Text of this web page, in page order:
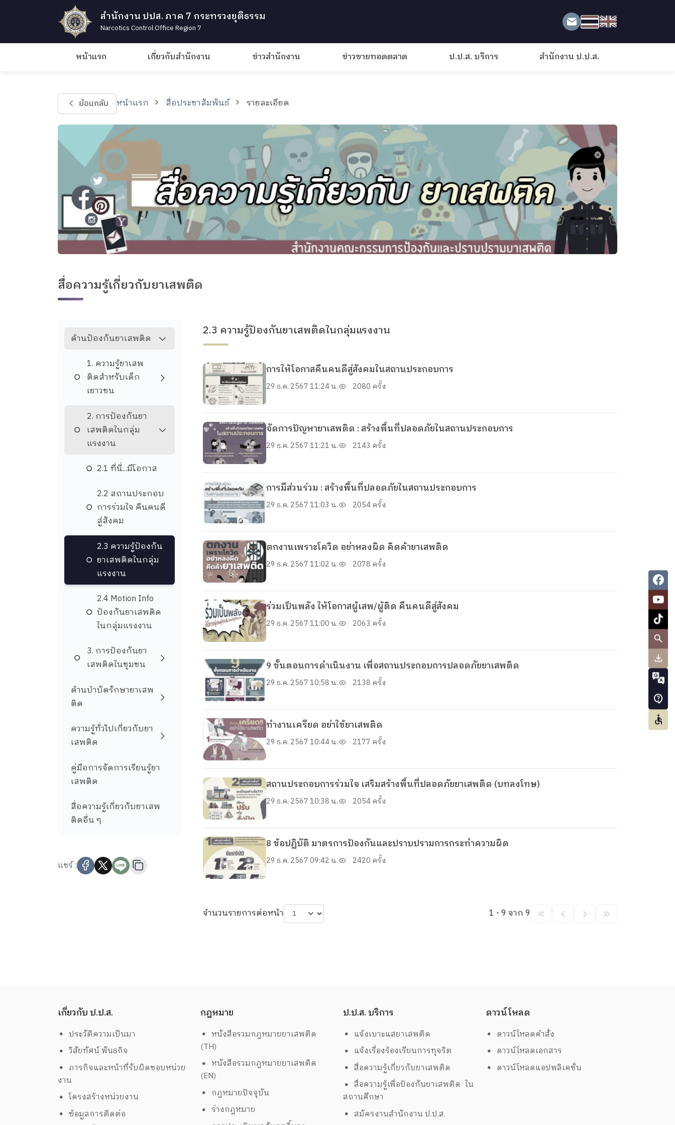
สำนักงาน ปปส. ภาค 7 กระทรวงยุติธรรม
Narcotics Control Office Region 7
หน้าแรก เกี่ยวกับสำนักงาน ข่าวสำนักงาน ข่าวขายทอดตลาด ป.ป.ส. บริการ สำนักงาน ป.ป.ส.
ย้อนกลับ หน้าแรก สื่อประชาสัมพันธ์ รายละเอียด
สื่อความรู้เกี่ยวกับยาเสพติด
ด้านป้องกันยาเสพติด
1. ความรู้ยาเสพ
ติดสำหรับเด็ก
เยาวชน
2. การป้องกันยา
เสพติดในกลุ่ม
แรงงาน
2.1 ที่นี่...มีโอกาส
2.2 สถานประกอบ
การร่วมใจ คืนคนดี
สู่สังคม
2.3 ความรู้ป้องกัน
ยาเสพติดในกลุ่ม
แรงงาน
2.4 Motion Info
ป้องกันยาเสพติด
ในกลุ่มแรงงาน
3. การป้องกันยา
เสพติดในชุมชน
ด้านบำบัดรักษายาเสพ
ติด
ความรู้ทั่วไปเกี่ยวกับยา
เสพติด
คู่มือการจัดการเรียนรู้ยา
เสพติด
สื่อความรู้เกี่ยวกับยาเสพ
ติดอื่น ๆ
แชร์ :
2.3 ความรู้ป้องกันยาเสพติดในกลุ่มแรงงาน
การให้โอกาสคืนคนดีสู่สังคมในสถานประกอบการ
29 ธ.ค. 2567 11:24 น. 2080 ครั้ง
จัดการปัญหายาเสพติด : สร้างพื้นที่ปลอดภัยในสถานประกอบการ
29 ธ.ค. 2567 11:21 น. 2143 ครั้ง
การมีส่วนร่วม : สร้างพื้นที่ปลอดภัยในสถานประกอบการ
29 ธ.ค. 2567 11:03 น. 2054 ครั้ง
ตกงานเพราะโควิด อย่าหลงผิด คิดค้ายาเสพติด
29 ธ.ค. 2567 11:02 น. 2078 ครั้ง
ร่วมเป็นพลัง ให้โอกาสผู้เสพ/ผู้ติด คืนคนดีสู่สังคม
29 ธ.ค. 2567 11:00 น. 2063 ครั้ง
9 ขั้นตอนการดำเนินงาน เพื่อสถานประกอบการปลอดภัยยาเสพติด
29 ธ.ค. 2567 10:58 น. 2138 ครั้ง
ทำงานเครียด อย่าใช้ยาเสพติด
29 ธ.ค. 2567 10:44 น. 2177 ครั้ง
สถานประกอบการร่วมใจ เสริมสร้างพื้นที่ปลอดภัยยาเสพติด (บทลงโทษ)
29 ธ.ค. 2567 10:38 น. 2054 ครั้ง
8 ข้อปฏิบัติ มาตรการป้องกันและปราบปรามการกระทำความผิด
29 ธ.ค. 2567 09:42 น. 2420 ครั้ง
จำนวนรายการต่อหน้า 1 - 9 จาก 9
เกี่ยวกับ ป.ป.ส.
ประวัติความเป็นมา
วิสัยทัศน์ พันธกิจ
ภารกิจและหน้าที่รับผิดชอบหน่วย
งาน
โครงสร้างหน่วยงาน
ข้อมูลการติดต่อ
กฎหมาย
หนังสือรวมกฎหมายยาเสพติด
(TH)
หนังสือรวมกฎหมายยาเสพติด
(EN)
กฎหมายปัจจุบัน
ร่างกฎหมาย
ป.ป.ส. บริการ
แจ้งเบาะแสยาเสพติด
แจ้งเรื่องร้องเรียนการทุจริต
สื่อความรู้เกี่ยวกับยาเสพติด
สื่อความรู้เพื่อป้องกันยาเสพติด ใน
สถานศึกษา
สมัครงานสำนักงาน ป.ป.ส.
ดาวน์โหลด
ดาวน์โหลดคำสั่ง
ดาวน์โหลดเอกสาร
ดาวน์โหลดแอปพลิเคชั่น